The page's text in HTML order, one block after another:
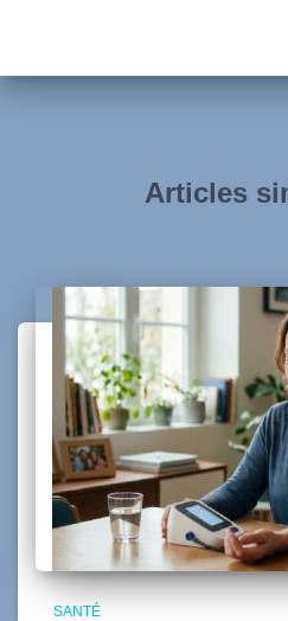
Articles
SANTÉ